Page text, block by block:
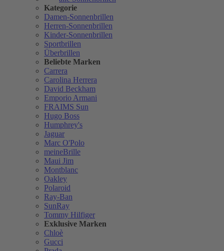
Kategorie
Damen-Sonnenbrillen
Herren-Sonnenbrillen
Kinder-Sonnenbrillen
Sportbrillen
Überbrillen
Beliebte Marken
Carrera
Carolina Herrera
David Beckham
Emporio Armani
FRAIMS Sun
Hugo Boss
Humphrey's
Jaguar
Marc O'Polo
meineBrille
Maui Jim
Montblanc
Oakley
Polaroid
Ray-Ban
SunRay
Tommy Hilfiger
Exklusive Marken
Chloè
Gucci